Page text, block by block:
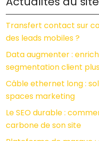
Transfert contact sur
des leads mobiles ?
Data augmenter :
segmentation client
Câble ethernet long :
spaces marketing
Le SEO durable :
carbone de son site